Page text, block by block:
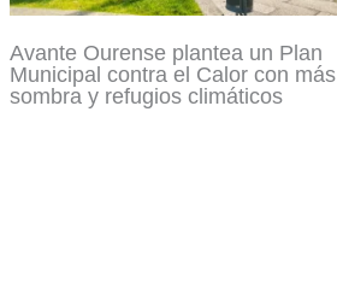
Avante Ourense plantea un Plan
Municipal contra el Calor con más
sombra y refugios climáticos